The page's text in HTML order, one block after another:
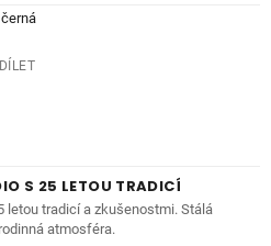
černá
S 25 LETOU TRADICÍ
letou tradicí a zkušenostmi. Stálá
atmosféra.